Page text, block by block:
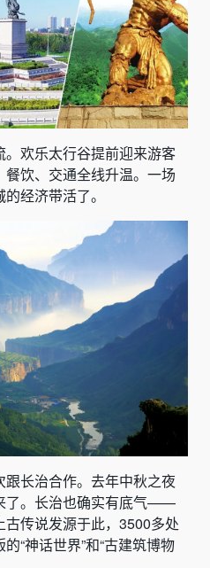
欢乐太行谷提前迎来游客
饮、交通全线升温。一场
经济带活了。
长治合作。去年中秋之夜
了。长治也确实有底气——
传说发源于此，3500多处
“神话世界”和“古建筑博物